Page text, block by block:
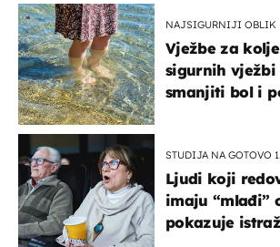
NAJSIGURNIJI OBLIK
Vježbe za
sigurnih vježbi
smanjiti bol i
STUDIJA NA GOTOVO
Ljudi koji
imaju “mlađi”
pokazuje